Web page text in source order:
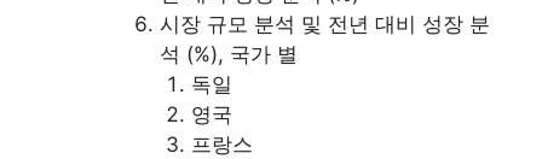
시장 규모 분석 및 전년 대비 성장 분
석 (%), 국가 별
독일
영국
프랑스